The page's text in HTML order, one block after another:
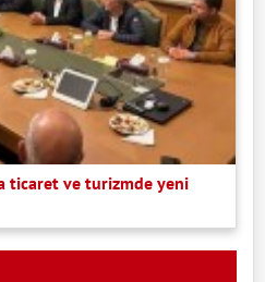
ticaret ve turizmde yeni